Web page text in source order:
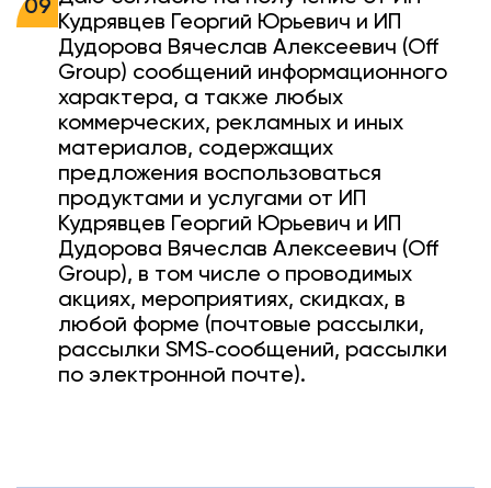
09
Кудрявцев Георгий Юрьевич и ИП
Дудорова Вячеслав Алексеевич (Off
Group) сообщений информационного
характера, а также любых
коммерческих, рекламных и иных
материалов, содержащих
предложения воспользоваться
продуктами и услугами от ИП
Кудрявцев Георгий Юрьевич и ИП
Дудорова Вячеслав Алексеевич (Off
Group), в том числе о проводимых
акциях, мероприятиях, скидках, в
любой форме (почтовые рассылки,
рассылки SMS‐сообщений, рассылки
по электронной почте).